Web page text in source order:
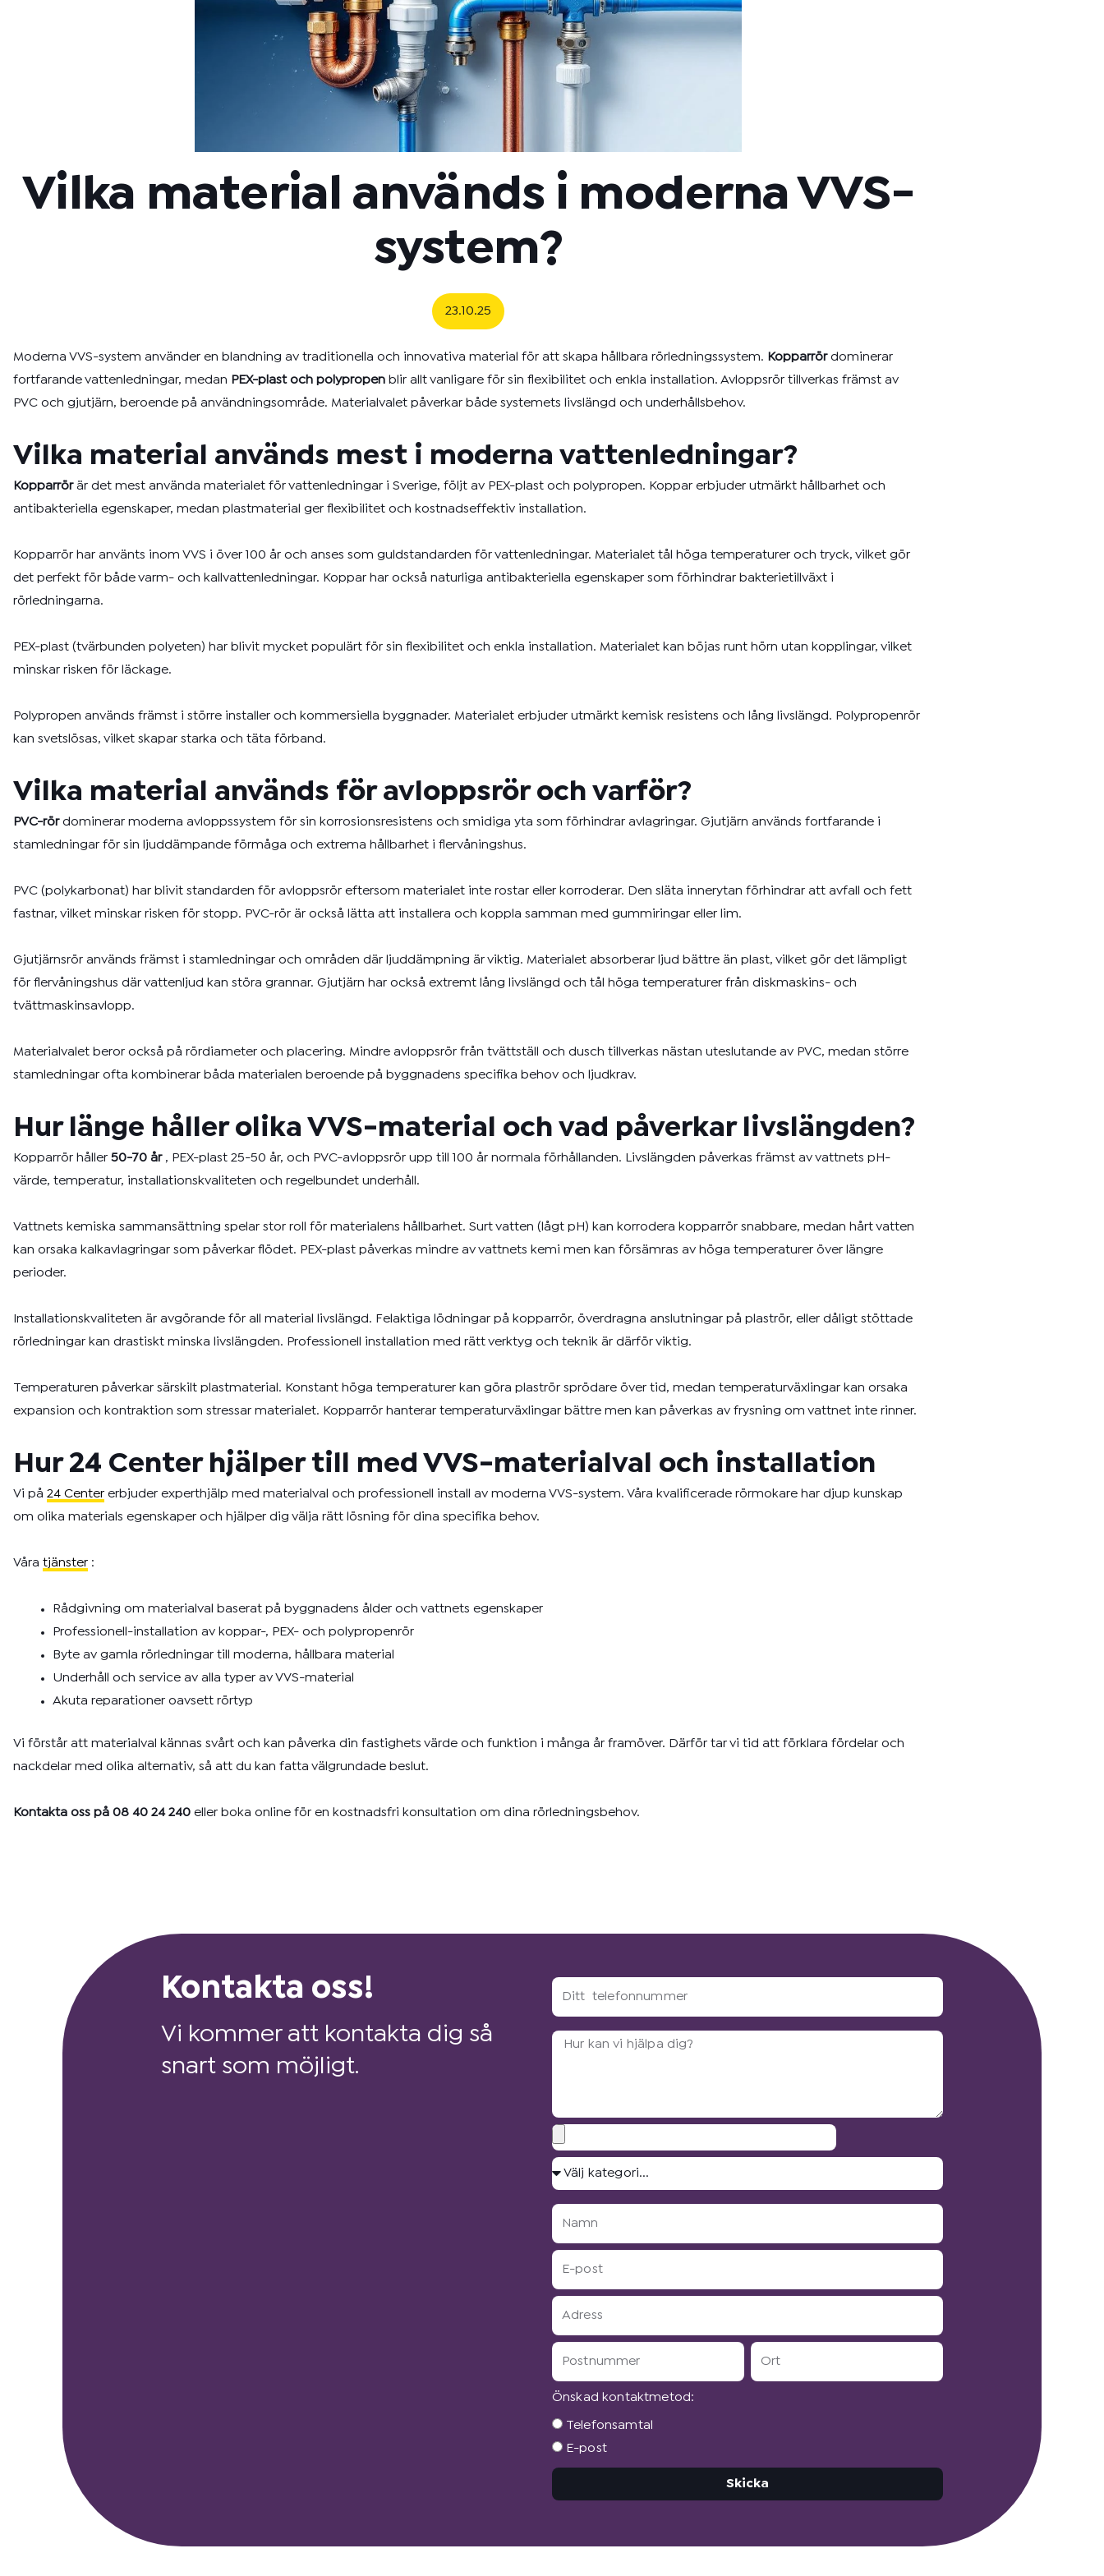
Vilka material används i moderna VVS-
system?
23.10.25
Moderna VVS-system använder en blandning av traditionella och innovativa material för att skapa hållbara rörledningssystem. Kopparrördominerar
fortfarande vattenledningar, medan PEX-plast och polypropen blir allt vanligare för sin flexibilitet och enkla installation. Avloppsrör tillverkas främst av
PVC och gjutjärn, beroende på användningsområde. Materialvalet påverkar både systemets livslängd och underhållsbehov.
Vilka material används mest i moderna vattenledningar?
Kopparrörär det mest använda materialet för vattenledningar i Sverige, följt av PEX-plast och polypropen. Koppar erbjuder utmärkt hållbarhet och
antibakteriella egenskaper, medan plastmaterial ger flexibilitet och kostnadseffektiv installation.
Kopparrör har använts inom VVS i över 100 år och anses som guldstandarden för vattenledningar. Materialet tål höga temperaturer och tryck, vilket gör
det perfekt för både varm- och kallvattenledningar. Koppar har också naturliga antibakteriella egenskaper som förhindrar bakterietillväxt i
rörledningarna.
PEX-plast (tvärbunden polyeten) har blivit mycket populärt för sin flexibilitet och enkla installation. Materialet kan böjas runt hörn utan kopplingar, vilket
minskar risken för läckage.
Polypropen används främst i större installer och kommersiella byggnader. Materialet erbjuder utmärkt kemisk resistens och lång livslängd. Polypropenrör
kan svetslösas, vilket skapar starka och täta förband.
Vilka material används för avloppsrör och varför?
PVC-rördominerar moderna avloppssystem för sin korrosionsresistens och smidiga yta som förhindrar avlagringar. Gjutjärn används fortfarande i
stamledningar för sin ljuddämpande förmåga och extrema hållbarhet i flervåningshus.
PVC (polykarbonat) har blivit standarden för avloppsrör eftersom materialet inte rostar eller korroderar. Den släta innerytan förhindrar att avfall och fett
fastnar, vilket minskar risken för stopp. PVC-rör är också lätta att installera och koppla samman med gummiringar eller lim.
Gjutjärnsrör används främst i stamledningar och områden där ljuddämpning är viktig. Materialet absorberar ljud bättre än plast, vilket gör det lämpligt
för flervåningshus där vattenljud kan störa grannar. Gjutjärn har också extremt lång livslängd och tål höga temperaturer från diskmaskins- och
tvättmaskinsavlopp.
Materialvalet beror också på rördiameter och placering. Mindre avloppsrör från tvättställ och dusch tillverkas nästan uteslutande av PVC, medan större
stamledningar ofta kombinerar båda materialen beroende på byggnadens specifika behov och ljudkrav.
Hur länge håller olika VVS-material och vad påverkar livslängden?
Kopparrör håller 50-70 år, PEX-plast 25-50 år, och PVC-avloppsrör upp till 100 år normala förhållanden. Livslängden påverkas främst av vattnets pH-
värde, temperatur, installationskvaliteten och regelbundet underhåll.
Vattnets kemiska sammansättning spelar stor roll för materialens hållbarhet. Surt vatten (lågt pH) kan korrodera kopparrör snabbare, medan hårt vatten
kan orsaka kalkavlagringar som påverkar flödet. PEX-plast påverkas mindre av vattnets kemi men kan försämras av höga temperaturer över längre
perioder.
Installationskvaliteten är avgörande för all material livslängd. Felaktiga lödningar på kopparrör, överdragna anslutningar på plaströr, eller dåligt stöttade
rörledningar kan drastiskt minska livslängden. Professionell installation med rätt verktyg och teknik är därför viktig.
Temperaturen påverkar särskilt plastmaterial. Konstant höga temperaturer kan göra plaströr sprödare över tid, medan temperaturväxlingar kan orsaka
expansion och kontraktion som stressar materialet. Kopparrör hanterar temperaturväxlingar bättre men kan påverkas av frysning om vattnet inte rinner.
Hur 24 Center hjälper till med VVS-materialval och installation
Vi på 24 Center erbjuder experthjälp med materialval och professionell install av moderna VVS-system. Våra kvalificerade rörmokare har djup kunskap
om olika materials egenskaper och hjälper dig välja rätt lösning för dina specifika behov.
Våra tjänster :
Rådgivning om materialval baserat på byggnadens ålder och vattnets egenskaper
Professionell-installation av koppar-, PEX- och polypropenrör
Byte av gamla rörledningar till moderna, hållbara material
Underhåll och service av alla typer av VVS-material
Akuta reparationer oavsett rörtyp
Vi förstår att materialval kännas svårt och kan påverka din fastighets värde och funktion i många år framöver. Därför tar vi tid att förklara fördelar och
nackdelar med olika alternativ, så att du kan fatta välgrundade beslut.
Kontakta oss på 08 40 24 240 eller boka online för en kostnadsfri konsultation om dina rörledningsbehov.
Kontakta oss!
Vi kommer att kontakta dig så
snart som möjligt.
Ditt
Arbetsbeskrivning?
Bilagor
Välj
kategori...
Namn
E-
post
Adress
Postnummer Ort
Önskad kontaktmetod:
Önskad
kontaktmetod:
Telefonsamtal
E-post
Skicka